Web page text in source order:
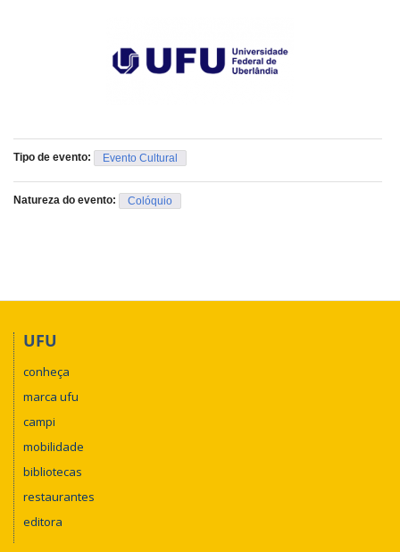
Tipo de evento: Evento Cultural
Natureza do evento: Colóquio
UFU
conheça
marca ufu
campi
mobilidade
bibliotecas
restaurantes
editora